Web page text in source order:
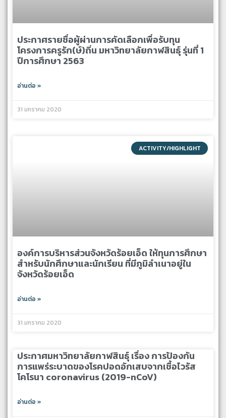
ประกาศรายชื่อผู้ผ่านการคัดเลือกเพื่อรับทุน
โครงการครูรัก(ษ์)ถิ่น มหาวิทยาลัยกาฬสินธุ์ รุ่นที่ 1
ปีการศึกษา 2563
อ่านต่อ »
31 มกราคม 2020
ACTIVITY/HIGHLIGHT
องค์การบริหารส่วนจังหวัดร้อยเอ็ด ให้ทุนการศึกษา
สําหรับนักศึกษาและนักเรียน ที่มีภูมิลําเนาอยู่ใน
จังหวัดร้อยเอ็ด
อ่านต่อ »
31 มกราคม 2020
ประกาศมหาวิทยาลัยกาฬสินธุ์ เรื่อง การป้องกัน
การแพร่ระบาดของโรคปอดอักเสบจากเชื้อไวรัส
โคโรนา coronavirus (2019-nCoV)
อ่านต่อ »